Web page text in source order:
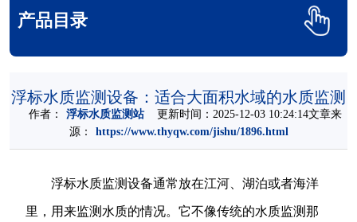
产品目录
浮标水质监测设备：适合大面积水域的水质监测
作者： 浮标水质监测站更新时间：2025-12-03 10:24:14文章来
源：
https://www.thyqw.com/jishu/1896.html
浮标水质监测设备通常放在江河、湖泊或者海洋
里，用来监测水质的情况。它不像传统的水质监测那